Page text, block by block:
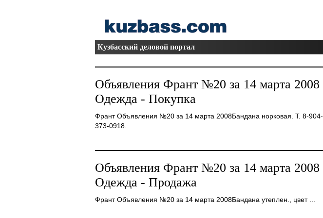
Кузбасский деловой портал
Объявления Франт №20 за 14 марта 2008
Одежда - Покупка
Франт Объявления №20 за 14 марта 2008Бандана норковая. Т. 8-904-
373-0918.
Объявления Франт №20 за 14 марта 2008
Одежда - Продажа
Франт Объявления №20 за 14 марта 2008Бандана утеплен., цвет ...